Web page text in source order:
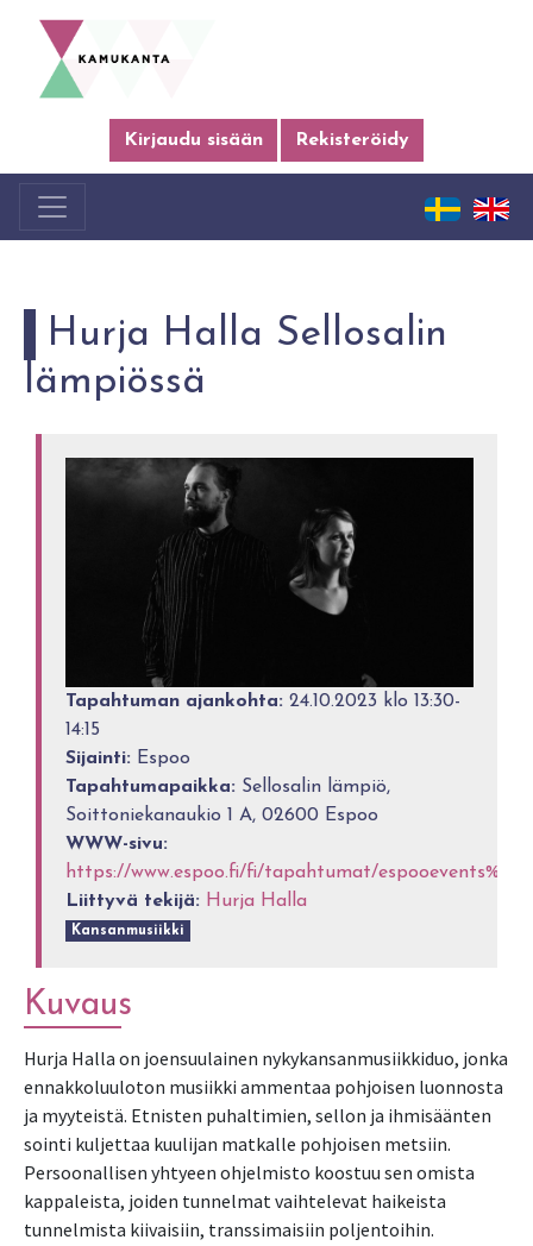
Kirjaudu sisään Rekisteröidy
Hurja Halla Sellosalin
lämpiössä
Tapahtuman ajankohta: 24.10.2023 klo 13:30-
14:15
Sijainti: Espoo
Tapahtumapaikka: Sellosalin lämpiö,
Soittoniekanaukio 1 A, 02600 Espoo
WWW-sivu:
https://www.espoo.fi/fi/tapahtumat/
Liittyvä tekijä: Hurja Halla
Kansanmusiikki
Kuvaus
Hurja Halla on joensuulainen nykykansanmusiikkiduo, jonka
ennakkoluuloton musiikki ammentaa pohjoisen luonnosta
ja myyteistä. Etnisten puhaltimien, sellon ja ihmisäänten
sointi kuljettaa kuulijan matkalle pohjoisen metsiin.
Persoonallisen yhtyeen ohjelmisto koostuu sen omista
kappaleista, joiden tunnelmat vaihtelevat haikeista
tunnelmista kiivaisiin, transsimaisiin poljentoihin.